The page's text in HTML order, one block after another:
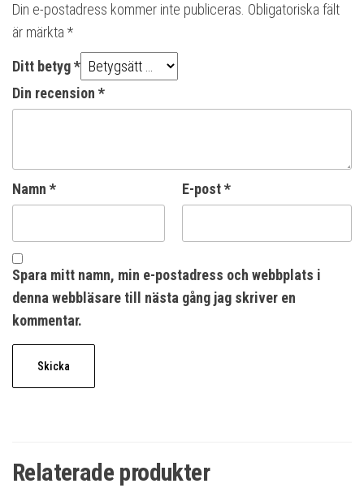
Din e-postadress kommer inte publiceras. Obligatoriska fält
är märkta *
Ditt betyg*
Din recension *
Namn * E-post*
Spara mitt namn, min e-postadress och webbplats i
denna webbläsare till nästa gång jag skriver en
kommentar.
Relaterade produkter